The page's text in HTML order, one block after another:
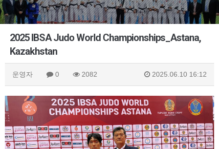
2025 IBSA Judo World Championships_Astana,
Kazakhstan
운영자 0 2082 2025.06.10 16:12